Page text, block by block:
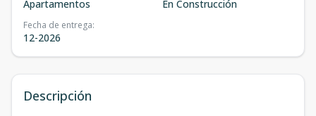
Apartamentos En Construcción
Fecha de entrega:
12-2026
Descripción